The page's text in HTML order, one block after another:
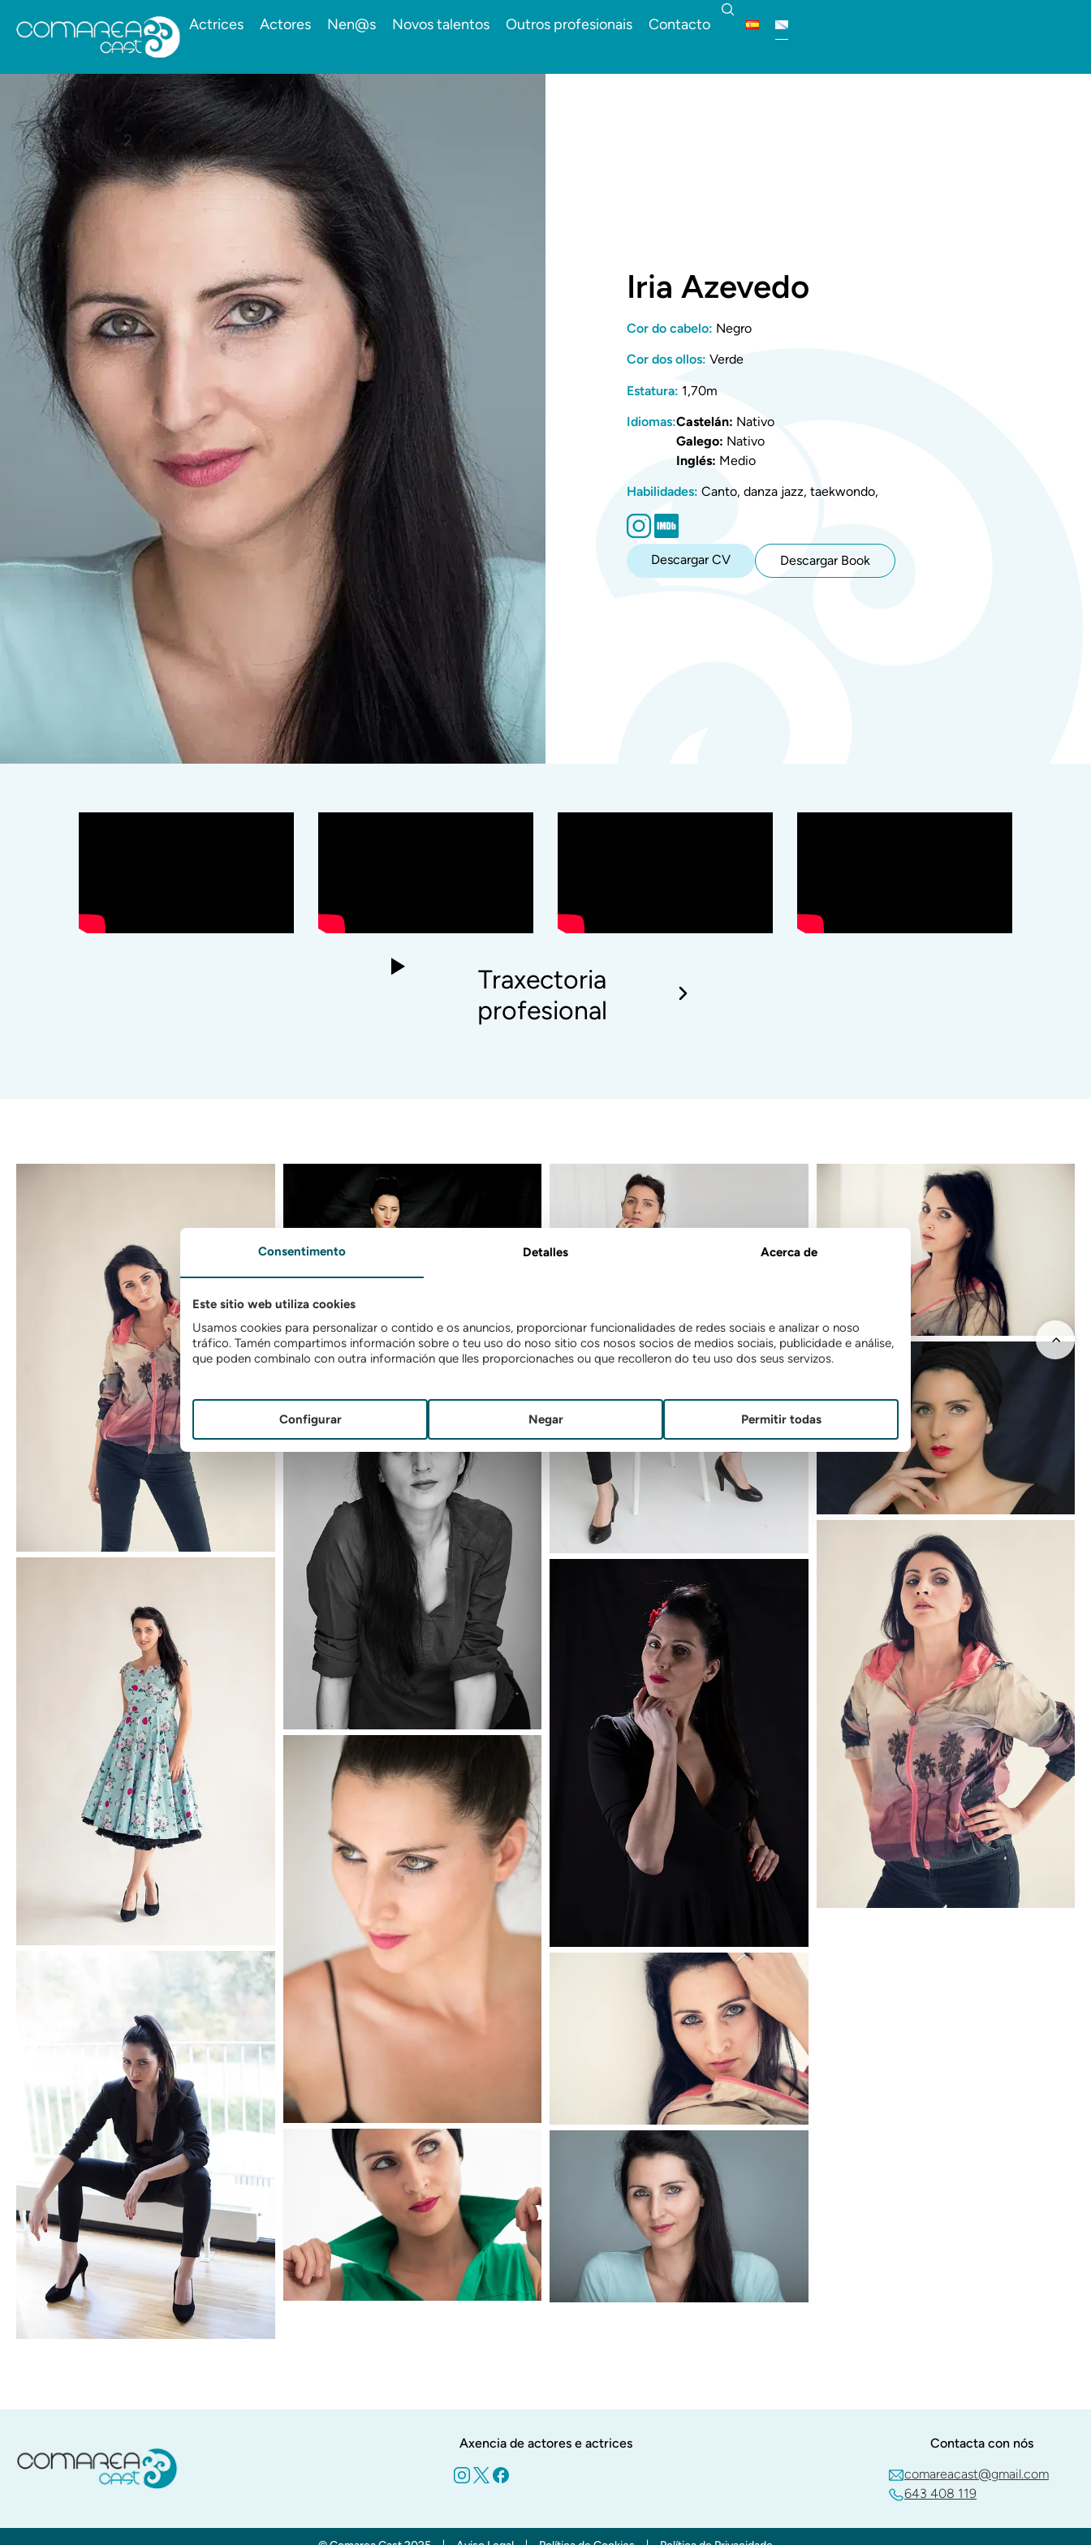
Actrices Actores Nen@s Novos talentos Outros profesionais Contacto
Iria Azevedo
Cor do cabelo: Negro
Cor dos ollos: Verde
Estatura: 1,70m
Idiomas:Castelán: Nativo
Galego: Nativo
Inglés: Medio
Habilidades: Canto, danza jazz, taekwondo, ​
Descargar CV Descargar Book
Traxectoria
profesional
Axencia de actores e actrices Contacta con nós
comareacast@gmail.com
643 408 119
Consentimento Detalles Acerca de
Este sitio web utiliza cookies
Usamos cookies para personalizar o contido e os anuncios, proporcionar funcionalidades de redes sociais e analizar o noso
tráfico. Tamén compartimos información sobre o teu uso do noso sitio cos nosos socios de medios sociais, publicidade e análise,
que poden combinalo con outra información que lles proporcionaches ou que recolleron do teu uso dos seus servizos.
Configurar Negar Permitir todas